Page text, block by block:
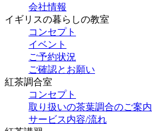
会社情報
イギリスの暮らしの教室
コンセプト
イベント
ご予約状況
ご確認とお願い
紅茶調合室
コンセプト
取り扱いの茶葉調合のご案内
サービス内容/流れ